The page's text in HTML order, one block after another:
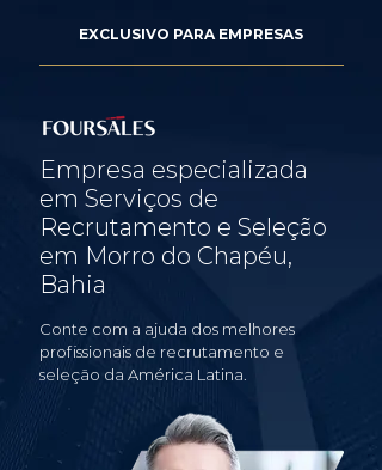
EXCLUSIVO PARA EMPRESAS
Empresa especializada
em Serviços de
Recrutamento e Seleção
em Morro do Chapéu,
Bahia
Conte com a ajuda dos melhores
profissionais de recrutamento e
seleção da América Latina.